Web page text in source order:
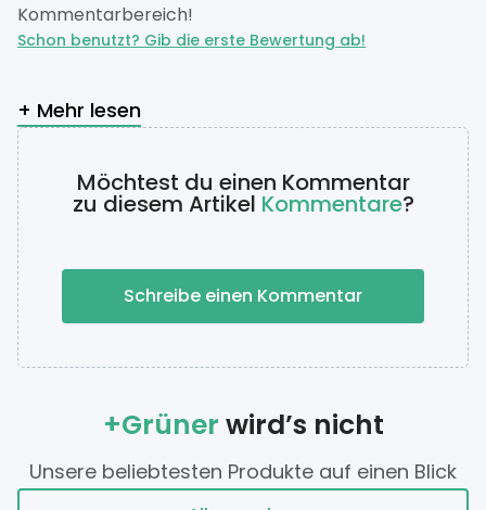
Kommentarbereich!
Schon benutzt? Gib die erste Bewertung ab!
+ Mehr lesen
Möchtest du einen Kommentar
zu diesem Artikel Kommentare?
Schreibe einen Kommentar
+Grüner wird’s nicht
Unsere beliebtesten Produkte auf einen Blick